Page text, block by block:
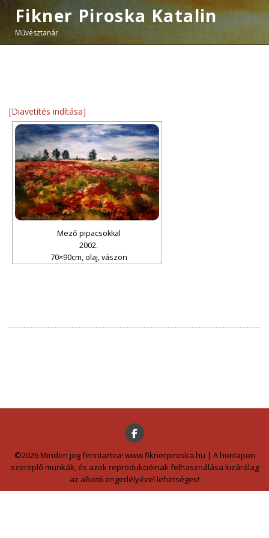
Fikner Piroska Katalin
Művésztanár
[Diavetítés indítása]
Mező pipacsokkal
2002.
70×90cm, olaj, vászon
©2026 Minden jog fenntartva! www.fiknerpiroska.hu | A honlapon
szereplő munkák, és azok reprodukcióinak felhasználása kizárólag
az alkotó engedélyével lehetséges!